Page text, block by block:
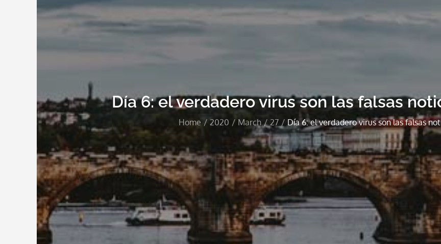
Día 6: el verdadero virus son las falsas
Home 2020 March 27 Día 6: el verdadero virus son las falsas